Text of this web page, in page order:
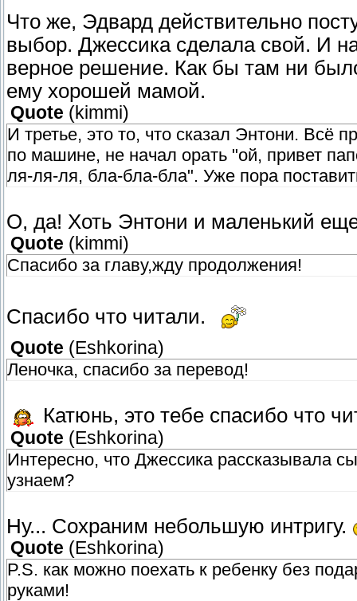
Что же, Эдвард действительно
выбор. Джессика сделала свой. И
верное решение. Как бы там ни
ему хорошей мамой.
Quote (kimmi)
И третье, это то, что сказал Энтони. Всё
по машине, не начал орать "ой, привет
ля-ля-ля, бла-бла-бла". Уже пора
О, да! Хоть Энтони и маленький
Quote (kimmi)
Спасибо за главу,жду продолжения!
Спасибо что читали.
Quote (Eshkorina)
Леночка, спасибо за перевод!
Катюнь, это тебе спасибо что
Quote (Eshkorina)
Интересно, что Джессика рассказывала
узнаем?
Ну... Сохраним небольшую интригу.
Quote (Eshkorina)
P.S. как можно поехать к ребенку без
руками!